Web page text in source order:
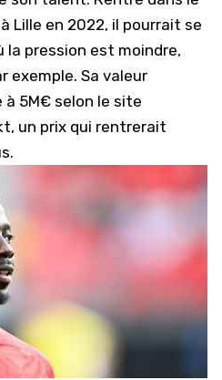
Lille en 2022, il pourrait se
la pression est moindre,
exemple. Sa valeur
5M€ selon le site
un prix qui rentrerait